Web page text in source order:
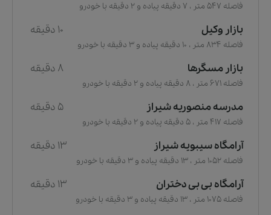
فاصله 547 متر ، 7 دقیقه پیاده و 2 دقیقه با خودرو
بازار وکیل 10 دقیقه
فاصله 834 متر ، 10 دقیقه پیاده و 3 دقیقه با خودرو
بازار مسگرها 8 دقیقه
فاصله 671 متر ، 8 دقیقه پیاده و 2 دقیقه با خودرو
مدرسه منصوریه شیراز 5 دقیقه
فاصله 417 متر ، 5 دقیقه پیاده و 2 دقیقه با خودرو
آرامگاه سیبویه شیراز 13 دقیقه
فاصله 1052 متر ، 13 دقیقه پیاده و 3 دقیقه با خودرو
آرامگاه بی بی دختران 13 دقیقه
فاصله 1075 متر ، 13 دقیقه پیاده و 3 دقیقه با خودرو